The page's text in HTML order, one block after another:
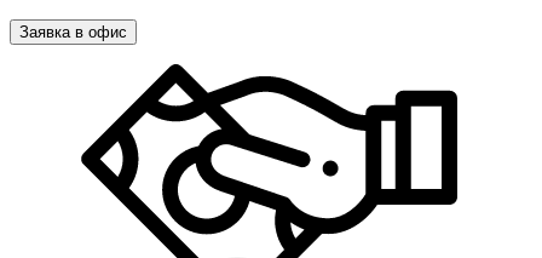
Заявка в офис